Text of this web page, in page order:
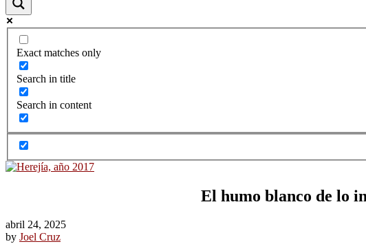
Exact matches only
Search in title
Search in content
El humo blanco de lo
abril 24, 2025
by Joel Cruz